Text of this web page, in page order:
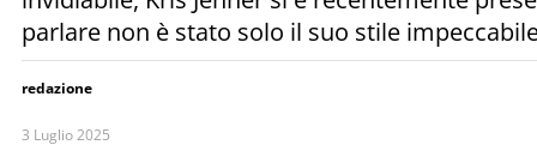
parlare non è stato solo il suo stile
redazione
3 Luglio 2025